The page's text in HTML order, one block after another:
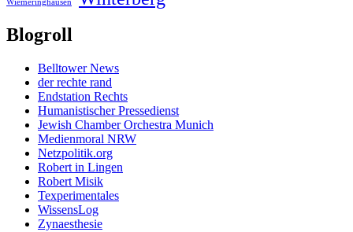
Blogroll
Belltower News
der rechte rand
Endstation Rechts
Humanistischer Pressedienst
Jewish Chamber Orchestra Munich
Medienmoral NRW
Netzpolitik.org
Robert in Lingen
Robert Misik
Texperimentales
WissensLog
Zynaesthesie